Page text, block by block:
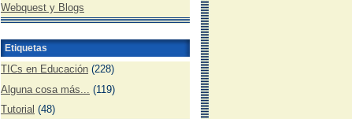
Webquest y Blogs
Etiquetas
TICs en Educación (228)
Alguna cosa más...
(119)
Tutorial (48)